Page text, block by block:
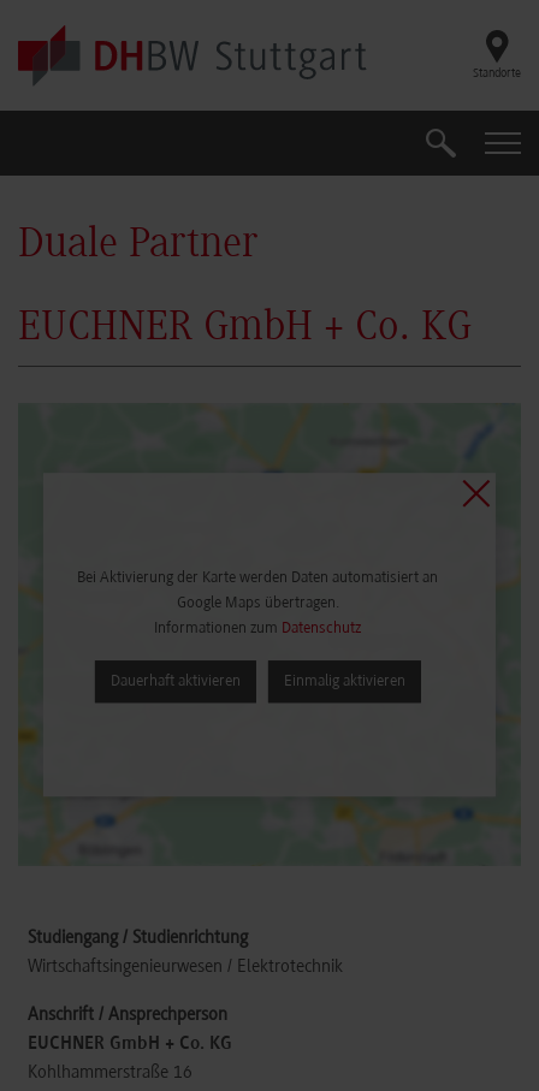
Skip to main content
Standorte
Suche
Duale Partner
EUCHNER GmbH + Co. KG
Bei Aktivierung der Karte werden Daten automatisiert an
Google Maps übertragen.
Informationen zum Datenschutz
Dauerhaft aktivieren Einmalig aktivieren
Wirtschaftsingenieurwesen / Elektrotechnik
EUCHNER GmbH + Co. KG
Kohlhammerstraße 16